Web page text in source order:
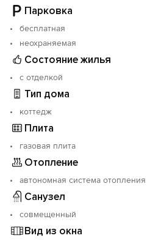
Парковка
бесплатная
неохраняемая
Состояние жилья
с отделкой
Тип дома
коттедж
Плита
газовая плита
Отопление
автономная система отопления
Санузел
совмещенный
Вид из окна